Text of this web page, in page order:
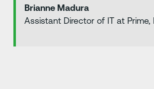
Brianne Madura
Assistant Director of IT at Prime,